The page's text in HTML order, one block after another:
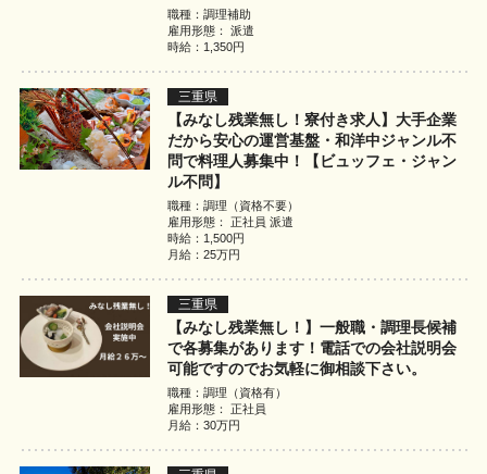
職種：調理補助
雇用形態： 派遣
時給：1,350円
三重県
【みなし残業無し！寮付き求人】大手企業
だから安心の運営基盤・和洋中ジャンル不
問で料理人募集中！【ビュッフェ・ジャン
ル不問】
職種：調理（資格不要）
雇用形態： 正社員 派遣
時給：1,500円
月給：25万円
三重県
【みなし残業無し！】一般職・調理長候補
で各募集があります！電話での会社説明会
可能ですのでお気軽に御相談下さい。
職種：調理（資格有）
雇用形態： 正社員
月給：30万円